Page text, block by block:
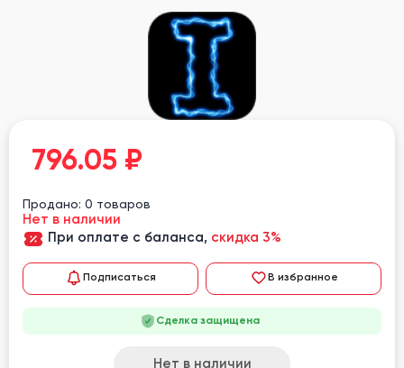
796.05 ₽
Продано: 0 товаров
Нет в наличии
При оплате с баланса, скидка 3%
Подписаться В избранное
Сделка защищена
Нет в наличии